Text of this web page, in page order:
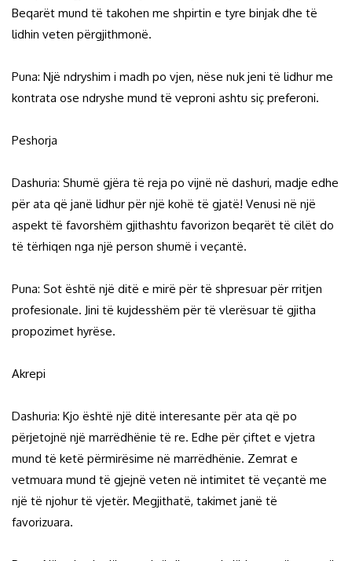
Beqarët mund të takohen me shpirtin e tyre binjak dhe të
lidhin veten përgjithmonë.
Puna: Një ndryshim i madh po vjen, nëse nuk jeni të lidhur me
kontrata ose ndryshe mund të veproni ashtu siç preferoni.
Peshorja
Dashuria: Shumë gjëra të reja po vijnë në dashuri, madje edhe
për ata që janë lidhur për një kohë të gjatë! Venusi në një
aspekt të favorshëm gjithashtu favorizon beqarët të cilët do
të tërhiqen nga një person shumë i veçantë.
Puna: Sot është një ditë e mirë për të shpresuar për rritjen
profesionale. Jini të kujdesshëm për të vlerësuar të gjitha
propozimet hyrëse.
Akrepi
Dashuria: Kjo është një ditë interesante për ata që po
përjetojnë një marrëdhënie të re. Edhe për çiftet e vjetra
mund të ketë përmirësime në marrëdhënie. Zemrat e
vetmuara mund të gjejnë veten në intimitet të veçantë me
një të njohur të vjetër. Megjithatë, takimet janë të
favorizuara.